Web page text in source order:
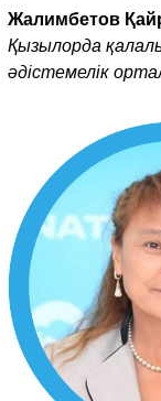
Жалимбетов
Қызылорда
әдістемелік